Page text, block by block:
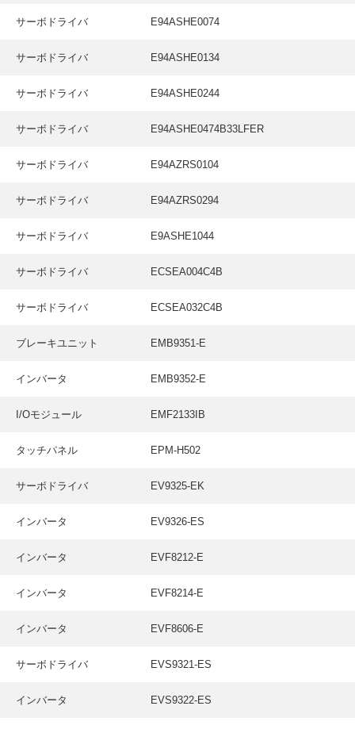
サーボドライバ E94ASHE0074
サーボドライバ E94ASHE0134
サーボドライバ E94ASHE0244
サーボドライバ E94ASHE0474B33LFER
サーボドライバ E94AZRS0104
サーボドライバ E94AZRS0294
サーボドライバ E9ASHE1044
サーボドライバ ECSEA004C4B
サーボドライバ ECSEA032C4B
ブレーキユニット EMB9351-E
インバータ EMB9352-E
I/Oモジュール EMF2133IB
タッチパネル EPM-H502
サーボドライバ EV9325-EK
インバータ EV9326-ES
インバータ EVF8212-E
インバータ EVF8214-E
インバータ EVF8606-E
サーボドライバ EVS9321-ES
インバータ EVS9322-ES